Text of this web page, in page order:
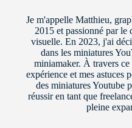
Je m'appelle Matthieu,
2015 et passionné par le
visuelle. En 2023, j'ai
dans les miniatures
miniamaker. À travers ce
expérience et mes astuces
des miniatures Youtube
réussir en tant que
pleine